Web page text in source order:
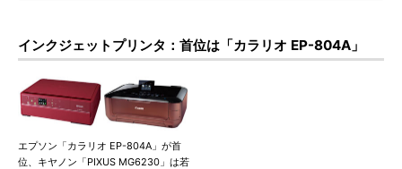
インクジェットプリンタ：首位は「カラリオ EP-804A」
エプソン「カラリオ EP-804A」が首
位、キヤノン「PIXUS MG6230」は若